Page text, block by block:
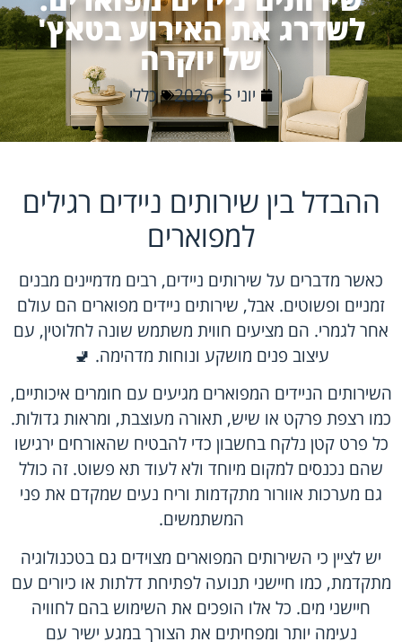
לשדרג את האירוע בטאץ'
של יוקרה
יוני 5, 2026 כללי
ההבדל בין שירותים ניידים רגילים
למפוארים
כאשר מדברים על שירותים ניידים, רבים מדמיינים מבנים
זמניים ופשוטים. אבל, שירותים ניידים מפוארים הם עולם
אחר לגמרי. הם מציעים חווית משתמש שונה לחלוטין, עם
עיצוב פנים מושקע ונוחות מדהימה. 🚽
השירותים הניידים המפוארים מגיעים עם חומרים איכותיים,
כמו רצפת פרקט או שיש, תאורה מעוצבת, ומראות גדולות.
כל פרט קטן נלקח בחשבון כדי להבטיח שהאורחים ירגישו
שהם נכנסים למקום מיוחד ולא לעוד תא פשוט. זה כולל
גם מערכות אוורור מתקדמות וריח נעים שמקדם את פני
המשתמשים.
יש לציין כי השירותים המפוארים מצוידים גם בטכנולוגיה
מתקדמת, כמו חיישני תנועה לפתיחת דלתות או כיורים עם
חיישני מים. כל אלו הופכים את השימוש בהם לחוויה
נעימה יותר ומפחיתים את הצורך במגע ישיר עם